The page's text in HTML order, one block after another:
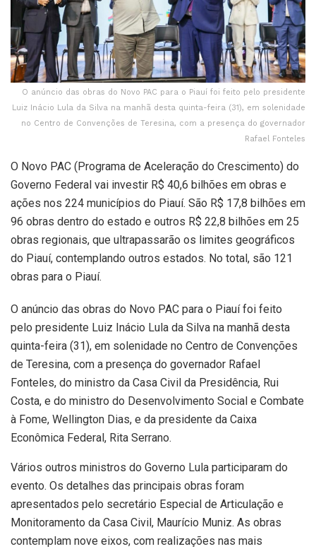
O anúncio das obras do Novo PAC para o Piauí foi feito pelo presidente
Luiz Inácio Lula da Silva na manhã desta quinta-feira (31), em solenidade
no Centro de Convenções de Teresina, com a presença do governador
Rafael Fonteles
O Novo PAC (Programa de Aceleração do Crescimento) do
Governo Federal vai investir R$ 40,6 bilhões em obras e
ações nos 224 municípios do Piauí. São R$ 17,8 bilhões em
96 obras dentro do estado e outros R$ 22,8 bilhões em 25
obras regionais, que ultrapassarão os limites geográficos
do Piauí, contemplando outros estados. No total, são 121
obras para o Piauí.
O anúncio das obras do Novo PAC para o Piauí foi feito
pelo presidente Luiz Inácio Lula da Silva na manhã desta
quinta-feira (31), em solenidade no Centro de Convenções
de Teresina, com a presença do governador Rafael
Fonteles, do ministro da Casa Civil da Presidência, Rui
Costa, e do ministro do Desenvolvimento Social e Combate
à Fome, Wellington Dias, e da presidente da Caixa
Econômica Federal, Rita Serrano.
Vários outros ministros do Governo Lula participaram do
evento. Os detalhes das principais obras foram
apresentados pelo secretário Especial de Articulação e
Monitoramento da Casa Civil, Maurício Muniz. As obras
contemplam nove eixos, com realizações nas mais